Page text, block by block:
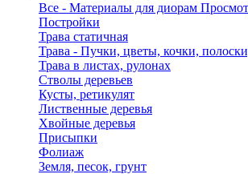
Все - Материалы для диорам
Постройки
Трава статичная
Трава - Пучки, цветы, кочки,
Трава в листах, рулонах
Стволы деревьев
Кусты, ретикулят
Лиственные деревья
Хвойные деревья
Присыпки
Фолиаж
Земля, песок, грунт